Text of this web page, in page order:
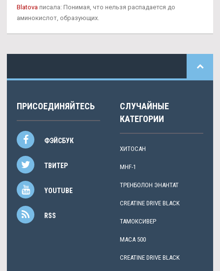
Blatova писала: Понимая, что нельзя распадается до
аминокислот, образующих.
ПРИСОЕДИНЯЙТЕСЬ
ФЭЙСБУК
ТВИТЕР
YOUTUBE
RSS
СЛУЧАЙНЫЕ
КАТЕГОРИИ
ХИТОСАН
MHF-1
ТРЕНБОЛОН ЭНАНТАТ
CREATINE DRIVE BLACK
ТАМОКСИВЕР
MACA 500
CREATINE DRIVE BLACK